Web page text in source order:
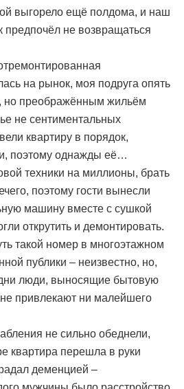
выгорело ещё полдома, и наш
предпочёл не возвращаться
на рынок, моя подруга опять
но преображённым жильём
не сентиментальных
квартиру в порядок,
поэтому однажды её…
техники на миллионы, брать
поэтому гости вынесли
машину вместе с сушкой
открутить и демонтировать.
такой номер в многоэтажном
публики – неизвестно, но,
люди, выносящие бытовую
привлекают ни малейшего
не сильно обеднели,
квартира перешла в руки
деменцией –